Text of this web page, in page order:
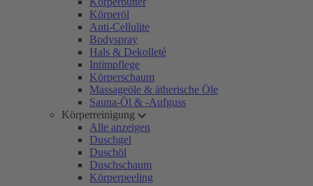
Körperöl
Anti-Cellulite
Bodyspray
Hals & Dekolleté
Intimpflege
Körperschaum
Massageöle & ätherische Öle
Sauna-Öl & -Aufguss
Körperreinigung
Alle anzeigen
Duschgel
Duschöl
Duschschaum
Körperpeeling